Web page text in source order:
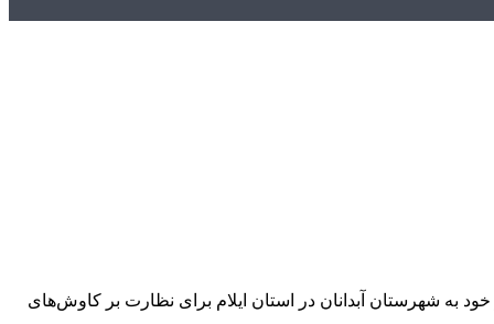
محمد ابراهیم زارعی، رئیس پژوهشگاه میراث‌فرهنگی و گردشگری، امروز جمعه ۲۲ فروردین‌ماه ۱۴۰۴ در سفر خود به شهرستان آبدانان در استان ایلام برای نظارت بر کاوش‌های